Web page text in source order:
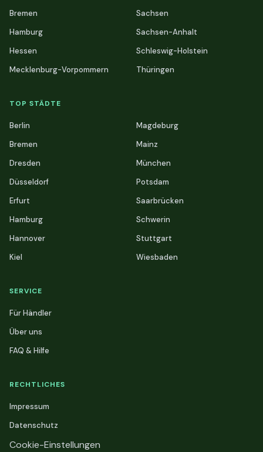
Bremen
Hamburg
Hessen
Mecklenburg-Vorpommern
Sachsen
Sachsen-Anhalt
Schleswig-Holstein
Thüringen
TOP STÄDTE
Berlin
Bremen
Dresden
Düsseldorf
Erfurt
Hamburg
Hannover
Kiel
Magdeburg
Mainz
München
Potsdam
Saarbrücken
Schwerin
Stuttgart
Wiesbaden
SERVICE
Für Händler
Über uns
FAQ & Hilfe
RECHTLICHES
Impressum
Datenschutz
Cookie-Einstellungen